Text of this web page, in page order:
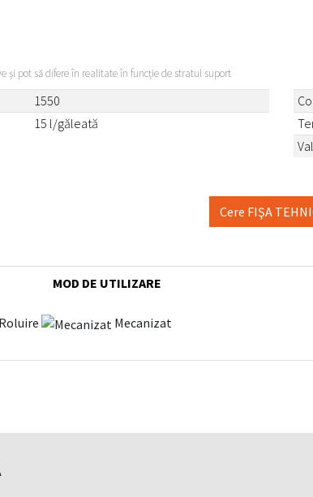
și pot să difere în realitate în funcție de stratul suport
1550
15 l/găleată
Cere FIŞA
MOD DE UTILIZARE
Roluire Mecanizat